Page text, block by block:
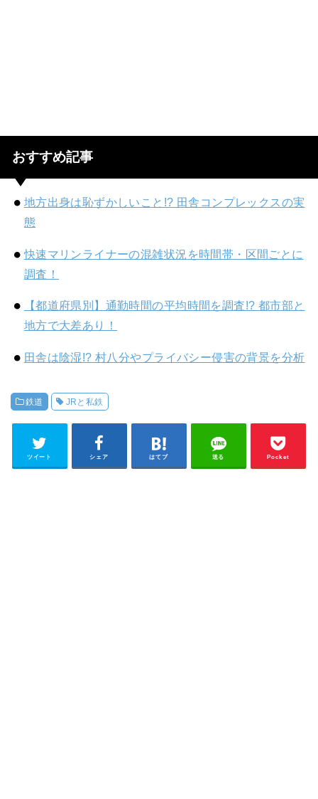
おすすめ記事
地方出身は恥ずかしいこと!? 田舎コンプレックスの実
態
快速マリンライナーの混雑状況を時間帯・区間ごとに
調査！
【都道府県別】通勤時間の平均時間を調査!? 都市部と
地方で大差あり！
田舎は陰湿!? 村八分やプライバシー侵害の背景を分析
鉄道 JRと私鉄
ツイート シェア はてブ 送る Pocket